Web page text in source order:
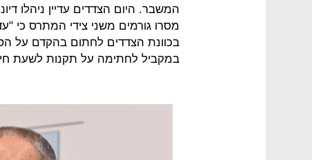
המשבר. היום הצדדים עדיין ניהלו
מסרו גורמים משני צידי המתרס כי
בכוונת הצדדים לחתום בהקדם על
במקביל לחתימה על תקנות לשעת